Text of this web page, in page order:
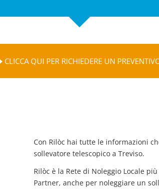
CLICCA QUI PER RICHIEDERE UN
Con Rilòc hai tutte le informazioni
sollevatore telescopico a Treviso.
Rilòc è la Rete di Noleggio Locale
Partner, anche per noleggiare un